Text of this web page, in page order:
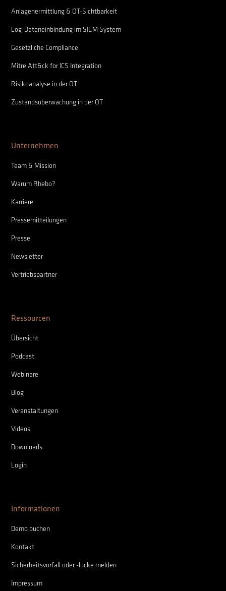
Anlagenermittlung & OT-Sichtbarkeit
Log-Dateneinbindung im SIEM System
Gesetzliche Compliance
Mitre Att&ck for ICS Integration
Risikoanalyse in der OT
Zustandsüberwachung in der OT
Unternehmen
Team & Mission
Warum Rhebo?
Karriere
Pressemitteilungen
Presse
Newsletter
Vertriebspartner
Ressourcen
Übersicht
Podcast
Webinare
Blog
Veranstaltungen
Videos
Downloads
Login
Informationen
Demo buchen
Kontakt
Sicherheitsvorfall oder -lücke melden
Impressum